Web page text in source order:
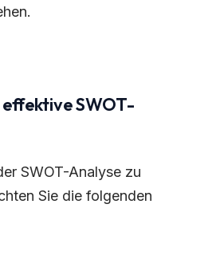
SWOT-
SWOT-Analyse zu
Sie die folgenden